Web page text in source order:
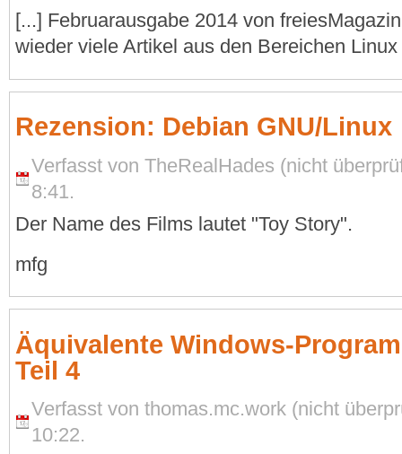
[...] Februarausgabe 2014 von
wieder viele Artikel aus den Bereichen
Rezension: Debian GNU/Linux
Verfasst von TheRealHades (nicht
8:41.
Der Name des Films lautet "Toy Story".
mfg
Äquivalente Windows-
Teil 4
Verfasst von thomas.mc.work (nicht
10:22.